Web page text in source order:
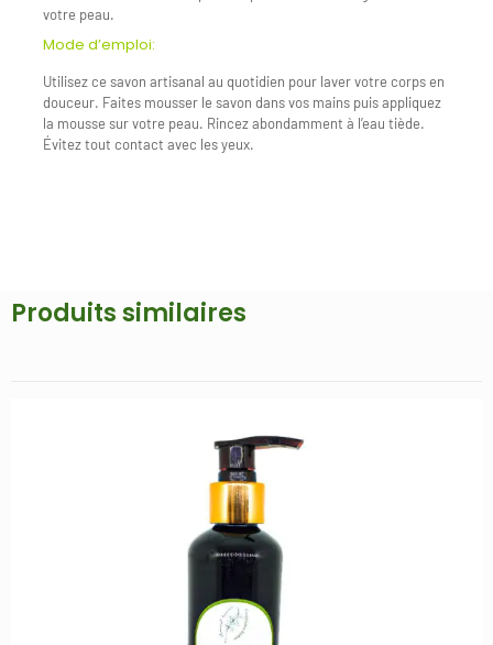
votre peau.
Mode d’emploi:
Utilisez ce savon artisanal au quotidien pour laver votre corps en
douceur. Faites mousser le savon dans vos mains puis appliquez
la mousse sur votre peau. Rincez abondamment à l’eau tiède.
Évitez tout contact avec les yeux.
Produits similaires